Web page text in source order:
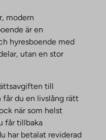
modern
är en
hyresboende med
utan en stor
till
får du en livslång rätt
när som helst
får tillbaka
har betalat reviderad